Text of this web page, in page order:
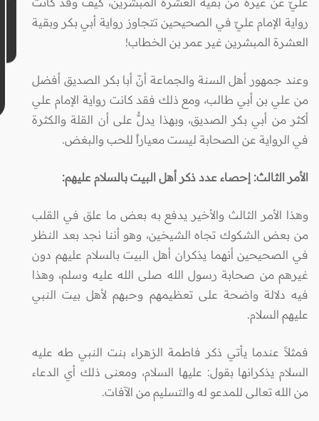
رواية الإمام عليّ في الصحيحين تتجاوز رواية أبي بكر وبقية
العشرة المبشرين غير عمر بن الخطاب!
وعند جمهور أهل السنة والجماعة أنّ أبا بكر الصديق أفضل
من علي بن أبي طالب، ومع ذلك فقد كانت رواية الإمام علي
أكثر من أبي بكر الصديق، وبهذا يدلُّ على أن القلة والكثرة
في الرواية عن الصحابة ليست معياراً للحب والبغض.
الأمر الثالث: إحصاء عدد ذكر أهل البيت بالسلام عليهم:
وهذا الأمر الثالث والأخير يدفع به بعض ما علق في القلب
من بعض الشكوك تجاه الشيخين، وهو أننا نجد بعد النظر
في الصحيحين أنهما يذكران أهل البيت بالسلام عليهم دون
غيرهم من صحابة رسول الله صلى الله عليه وسلم، وهذا
فيه دلالة واضحة على تعظيمهم وحبهم لأهل بيت النبي
عليهم السلام.
فمثلاً عندما يأتي ذكر فاطمة الزهراء بنت النبي طه عليه
السلام يذكرانها بقول: عليها السلام، ومعنى ذلك أي الدعاء
من الله تعالى للمدعو له والتسليم من الآفات.